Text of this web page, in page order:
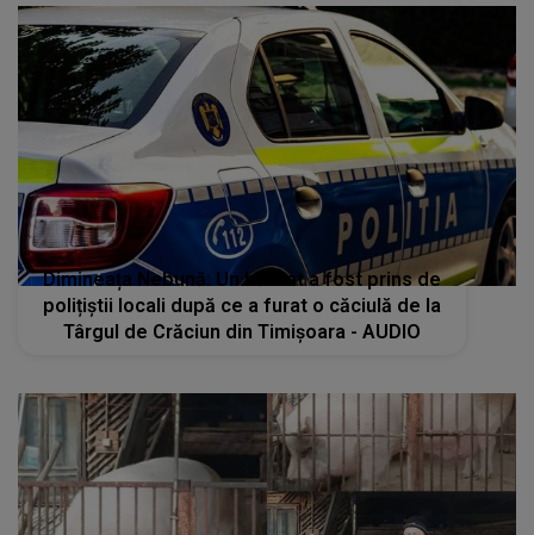
Dimineața Nebună: Un bărbat a fost prins de
polițiștii locali după ce a furat o căciulă de la
Târgul de Crăciun din Timișoara - AUDIO